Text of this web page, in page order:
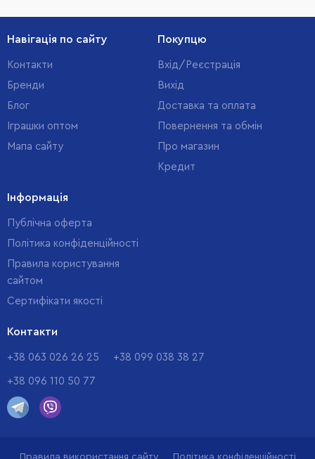
Навігація по сайту
Контакти
Бренди
Блог
Іграшки оптом
Мапа сайту
Покупцю
Вхід/Реєстрація
Вихід
Доставка та оплата
Повернення та обмін
Про магазин
Кредит
Інформація
Публічна оферта
Політика конфіденційності
Правила користування
сайтом
Cертифікати якості
Контакти
+38 063 026 26 25 +38 099 038 38 27
+38 096 110 50 77
Правила використання сайту Політика конфіденційності